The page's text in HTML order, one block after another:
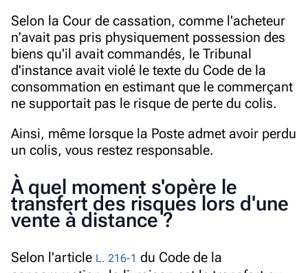
Selon la Cour de cassation, comme l'acheteur
n'avait pas pris physiquement possession des
biens qu'il avait commandés, le Tribunal
d'instance avait violé le texte du Code de la
consommation en estimant que le commerçant
ne supportait pas le risque de perte du colis.
Ainsi, même lorsque la Poste admet avoir perdu
un colis, vous restez responsable.
À quel moment s'opère le
transfert des risques lors d'une
vente à distance ?
Selon l'article L. 216-1 du Code de la